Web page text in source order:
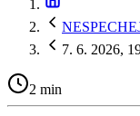
7. 6. 2026,
2 min